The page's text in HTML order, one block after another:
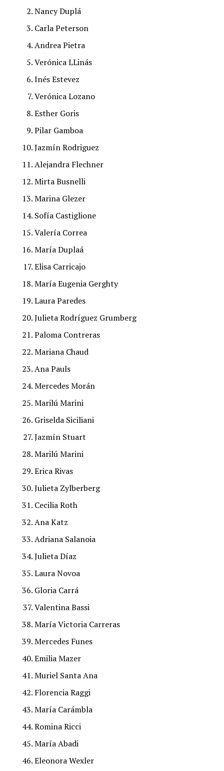
Nancy Duplá
Carla Peterson
Andrea Pietra
Verónica LLinás
Inés Estevez
Verónica Lozano
Esther Goris
Pilar Gamboa
Jazmín Rodriguez
Alejandra Flechner
Mirta Busnelli
Marina Glezer
Sofía Castiglione
Valería Correa
María Duplaá
Elisa Carricajo
María Eugenia Gerghty
Laura Paredes
Julieta Rodríguez Grumberg
Paloma Contreras
Mariana Chaud
Ana Pauls
Mercedes Morán
Marilú Marini
Griselda Siciliani
Jazmín Stuart
Marilú Marini
Erica Rivas
Julieta Zylberberg
Cecilia Roth
Ana Katz
Adriana Salanoia
Julieta Díaz
Laura Novoa
Gloria Carrá
Valentina Bassi
María Victoria Carreras
Mercedes Funes
Emilia Mazer
Muriel Santa Ana
Florencia Raggi
María Carámbla
Romina Ricci
María Abadi
Eleonora Wexler